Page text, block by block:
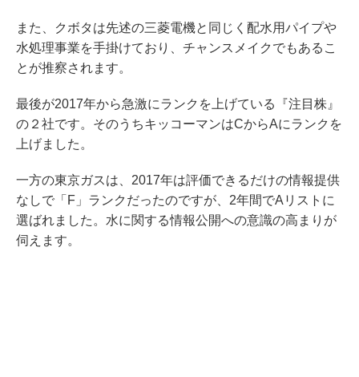
また、クボタは先述の三菱電機と同じく配水用パイプや
水処理事業を手掛けており、チャンスメイクでもあるこ
とが推察されます。
最後が2017年から急激にランクを上げている『注目株』
の２社です。そのうちキッコーマンはCからAにランクを
上げました。
一方の東京ガスは、2017年は評価できるだけの情報提供
なしで「F」ランクだったのですが、2年間でAリストに
選ばれました。水に関する情報公開への意識の高まりが
伺えます。